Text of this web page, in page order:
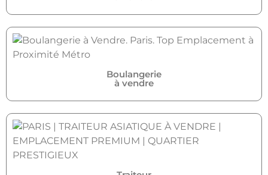
Boulangerie
à vendre